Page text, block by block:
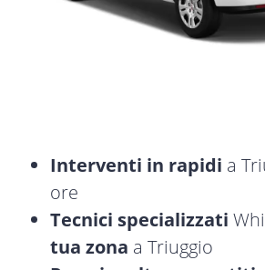
Interventi in rapidi a
ore
Tecnici specializzati
tua zona a Triuggio